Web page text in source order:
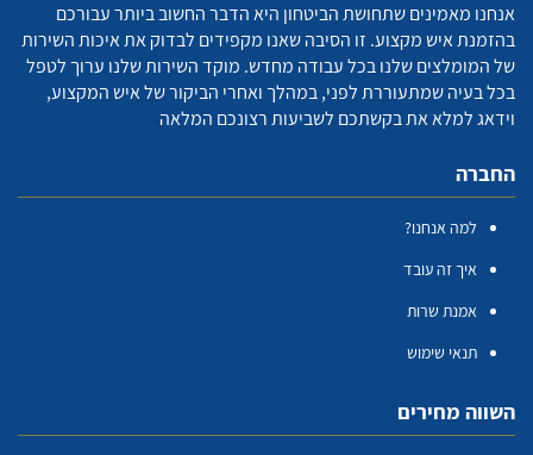
אנחנו מאמינים שתחושת הביטחון היא הדבר החשוב ביותר עבורכם
בהזמנת איש מקצוע. זו הסיבה שאנו מקפידים לבדוק את איכות השירות
של המומלצים שלנו בכל עבודה מחדש. מוקד השירות שלנו ערוך לטפל
בכל בעיה שמתעוררת לפני, במהלך ואחרי הביקור של איש המקצוע,
וידאג למלא את בקשתכם לשביעות רצונכם המלאה
החברה
למה אנחנו?
איך זה עובד
אמנת שרות
תנאי שימוש
השווה מחירים